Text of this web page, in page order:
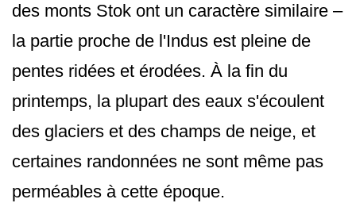
des monts Stok ont un caractère similaire –
la partie proche de l'Indus est pleine de
pentes ridées et érodées. À la fin du
printemps, la plupart des eaux s'écoulent
des glaciers et des champs de neige, et
certaines randonnées ne sont même pas
perméables à cette époque.